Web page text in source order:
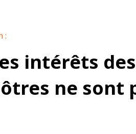
:
es intérêts des
ne sont